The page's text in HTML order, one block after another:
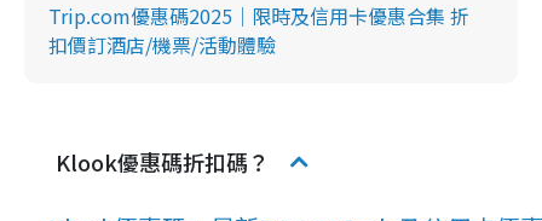
Trip.com優惠碼2025｜限時及信用卡優惠合集 折
扣價訂酒店/機票/活動體驗
Klook優惠碼折扣碼？